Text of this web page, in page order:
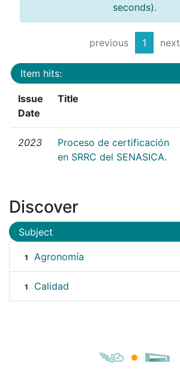
seconds).
previous 1 next
Item hits:
Issue
Date
Title
2023
Proceso de certificación
en SRRC del SENASICA.
Discover
Subject
1 Agronomía
1 Calidad